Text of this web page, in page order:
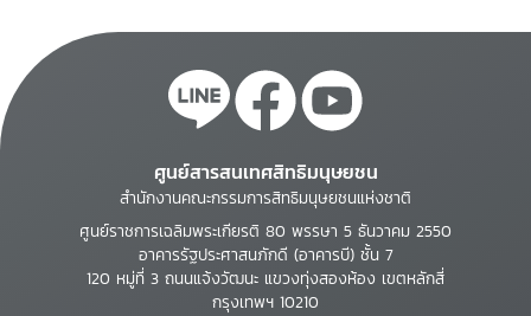
ศูนย์สารสนเทศสิทธิมนุษยชน
สำนักงานคณะกรรมการสิทธิมนุษยชนแห่งชาติ
ศูนย์ราชการเฉลิมพระเกียรติ 80 พรรษา 5 ธันวาคม 2550
อาคารรัฐประศาสนภักดี (อาคารบี) ชั้น 7
120 หมู่ที่ 3 ถนนแจ้งวัฒนะ แขวงทุ่งสองห้อง เขตหลักสี่
กรุงเทพฯ 10210